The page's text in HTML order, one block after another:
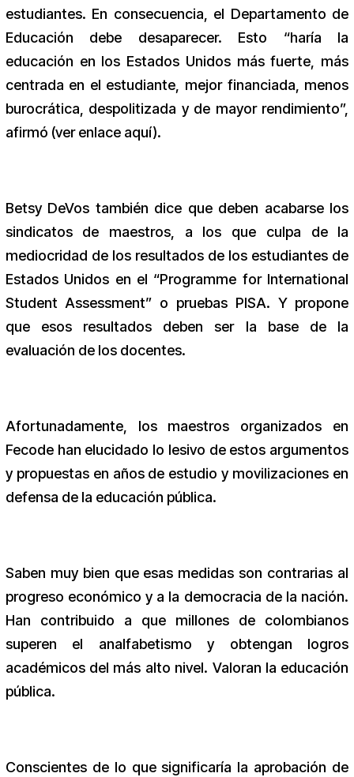
estudiantes. En consecuencia, el Departamento de
Educación debe desaparecer. Esto “haría la
educación en los Estados Unidos más fuerte, más
centrada en el estudiante, mejor financiada, menos
burocrática, despolitizada y de mayor rendimiento”,
afirmó (ver enlace aquí).
Betsy DeVos también dice que deben acabarse los
sindicatos de maestros, a los que culpa de la
mediocridad de los resultados de los estudiantes de
Estados Unidos en el “Programme for International
Student Assessment” o pruebas PISA. Y propone
que esos resultados deben ser la base de la
evaluación de los docentes.
Afortunadamente, los maestros organizados en
Fecode han elucidado lo lesivo de estos argumentos
y propuestas en años de estudio y movilizaciones en
defensa de la educación pública.
Saben muy bien que esas medidas son contrarias al
progreso económico y a la democracia de la nación.
Han contribuido a que millones de colombianos
superen el analfabetismo y obtengan logros
académicos del más alto nivel. Valoran la educación
pública.
Conscientes de lo que significaría la aprobación de